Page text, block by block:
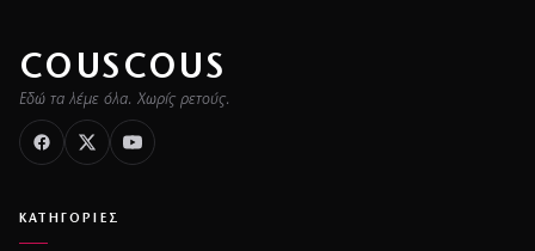
COUSCOUS
Εδώ τα λέμε όλα. Χωρίς ρετούς.
ΚΑΤΗΓΟΡΙΕΣ